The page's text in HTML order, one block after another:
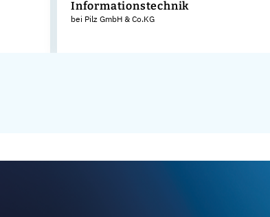
Informationstechnik
bei Pilz GmbH & Co.KG